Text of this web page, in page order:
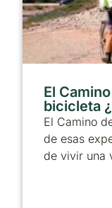
El
bicicleta
El Camino
de esas
de vivir una